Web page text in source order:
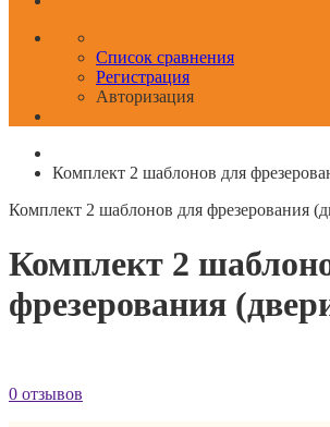
Список сравнения
Регистрация
Авторизация
Комплект 2 шаблонов для
Комплект 2 шаблонов для фрезерования
Комплект 2
фрезерования
0 отзывов